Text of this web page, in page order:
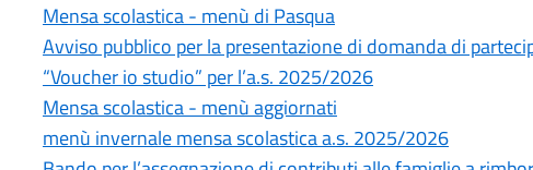
Mensa scolastica - menù di Pasqua
Avviso pubblico per la presentazione di domanda di
“Voucher io studio” per l’a.s. 2025/2026
Mensa scolastica - menù aggiornati
menù invernale mensa scolastica a.s. 2025/2026